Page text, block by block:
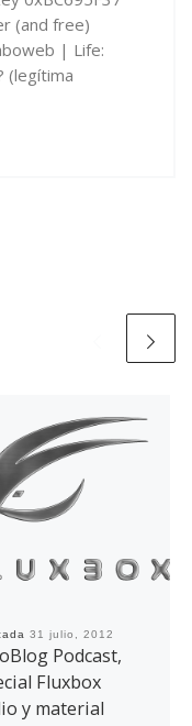
(and free)
| Life:
(legítima
31 julio, 2012
Podcast,
Fluxbox
y material